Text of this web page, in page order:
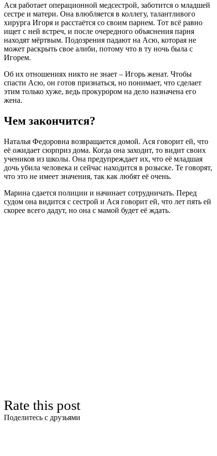
Ася работает операционной медсестрой, заботится о младшей
сестре и матери. Она влюбляется в коллегу, талантливого
хирурга Игоря и расстаётся со своим парнем. Тот всё равно
ищет с ней встреч, и после очередного объяснения парня
находят мёртвым. Подозрения падают на Асю, которая не
может раскрыть свое алиби, потому что в ту ночь была с
Игорем.
Об их отношениях никто не знает – Игорь женат. Чтобы
спасти Асю, он готов признаться, но понимает, что сделает
этим только хуже, ведь прокурором на дело назначена его
жена.
Чем закончится?
Наталья Федоровна возвращается домой. Ася говорит ей, что
её ожидает сюрприз дома. Когда она заходит, то видит своих
учеников из школы. Она предупреждает их, что её младшая
дочь убила человека и сейчас находится в розыске. Те говорят,
что это не имеет значения, так как любят её очень.
Марина сдается полиции и начинает сотрудничать. Перед
судом она видится с сестрой и Ася говорит ей, что лет пять ей
скорее всего дадут, но она с мамой будет её ждать.
Rate this post
Поделитесь с друзьями